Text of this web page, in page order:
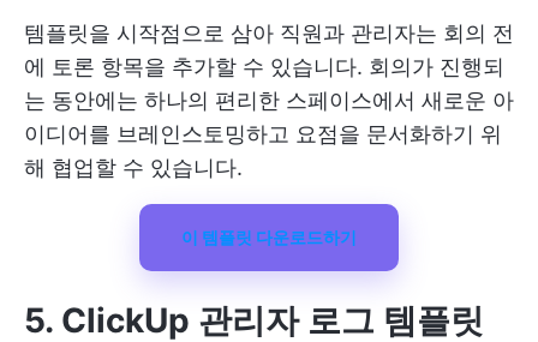
템플릿을 시작점으로 삼아 직원과 관리자는 회의 전
에 토론 항목을 추가할 수 있습니다. 회의가 진행되
는 동안에는 하나의 편리한 스페이스에서 새로운 아
이디어를 브레인스토밍하고 요점을 문서화하기 위
해 협업할 수 있습니다.
이 템플릿 다운로드하기
5. ClickUp 관리자 로그 템플릿